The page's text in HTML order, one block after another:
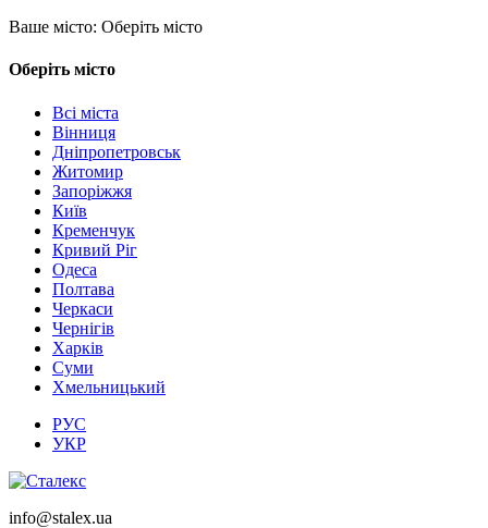
Ваше місто: Оберіть місто
Оберіть місто
Всі міста
Вінниця
Дніпропетровськ
Житомир
Запоріжжя
Київ
Кременчук
Кривий Ріг
Одеса
Полтава
Черкаси
Чернігів
Харків
Суми
Хмельницький
РУС
УКР
info@stalex.ua